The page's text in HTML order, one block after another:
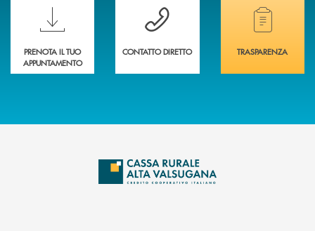
Scopri le funzionalità della nuova PRENOTA BANCA
PRENOTA IL TUO
APPUNTAMENTO
Hai bisogno di assistenza immediata?
CONTATTO DIRETTO
Hai bisogno di
TRASPARENZA